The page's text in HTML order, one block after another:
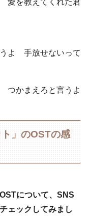
よ 手放せないって
かまえろと言うよ
」のOSTの感
について、SNS
ェックしてみまし